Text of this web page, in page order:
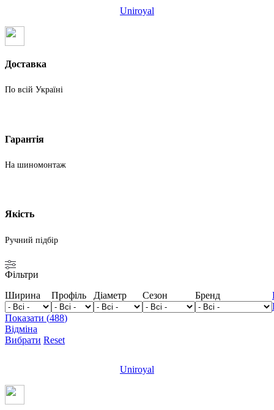
Uniroyal
Uniroyal
Доставка
По всій Україні
Гарантія
На шиномонтаж
Якість
Ручний підбір
Фільтри
Ширина
Профіль Діаметр Сезон Бренд
Показати (488)
Відміна
Вибрати Reset
Uniroyal